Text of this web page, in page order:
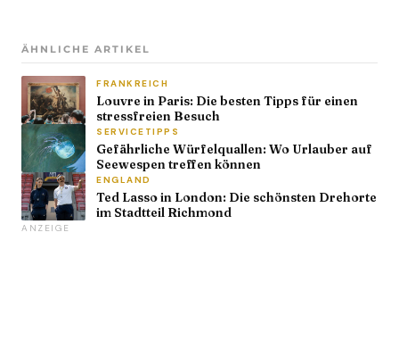
ÄHNLICHE ARTIKEL
FRANKREICH
Louvre in Paris: Die besten Tipps für einen
stressfreien Besuch
SERVICETIPPS
Gefährliche Würfelquallen: Wo Urlauber auf
Seewespen treffen können
ENGLAND
Ted Lasso in London: Die schönsten Drehorte
im Stadtteil Richmond
ANZEIGE